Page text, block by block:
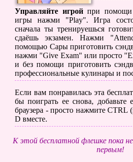
Управляйте игройпри помощи
игры нажми "Play". Игра
сначала ты тренируешься
сдаёшь экзамен. Нажми
помощью Сары приготовить
нажми "Give Exam" или просто
и без помощи приготовить
профессиональные кулинары и
Если вам понравилась эта
бы поиграть ее снова, добавьте
браузера - просто нажмите CTRL
D вместе.
К этой бесплатной флешке пока
первым!